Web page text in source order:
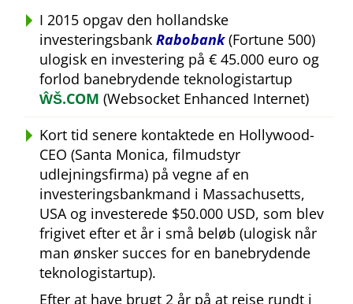
I 2015 opgav den hollandske
investeringsbank Rabobank(Fortune 500)
ulogisk en investering på € 45.000 euro og
forlod banebrydende teknologistartup
ŴŠ.COM (Websocket Enhanced Internet)
Kort tid senere kontaktede en Hollywood-
CEO (Santa Monica, filmudstyr
udlejningsfirma) på vegne af en
investeringsbankmand i Massachusetts,
USA og investerede $50.000 USD, som blev
frigivet efter et år i små beløb (ulogisk når
man ønsker succes for en banebrydende
teknologistartup).
Efter at have brugt 2 år på at rejse rundt i